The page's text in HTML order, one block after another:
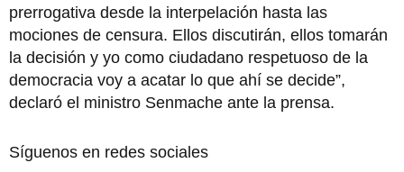
prerrogativa desde la interpelación hasta las
mociones de censura. Ellos discutirán, ellos tomarán
la decisión y yo como ciudadano respetuoso de la
democracia voy a acatar lo que ahí se decide”,
declaró el ministro Senmache ante la prensa.
Síguenos en redes sociales